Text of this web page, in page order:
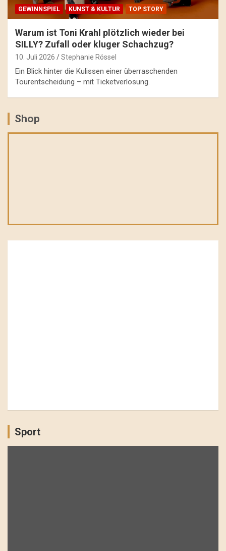
GEWINNSPIEL KUNST & KULTUR TOP STORY
Warum ist Toni Krahl plötzlich wieder bei
SILLY? Zufall oder kluger Schachzug?
10. Juli 2026 Stephanie Rössel
Ein Blick hinter die Kulissen einer überraschenden
Tourentscheidung – mit Ticketverlosung.
Shop
Sport